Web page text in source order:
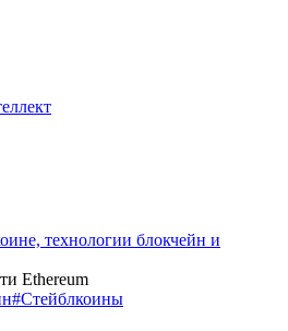
технологии блокчейн и
#Стейблкоины